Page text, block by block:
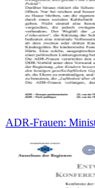
ADR-Frauen: